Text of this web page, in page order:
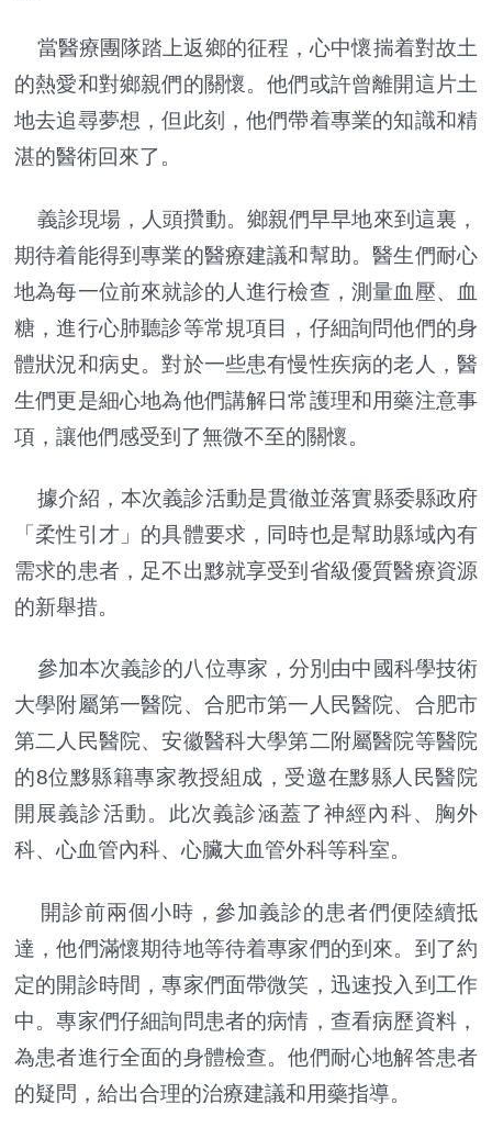
當醫療團隊踏上返鄉的征程，心中懷揣着對故土
的熱愛和對鄉親們的關懷。他們或許曾離開這片土
地去追尋夢想，但此刻，他們帶着專業的知識和精
湛的醫術回來了。
義診現場，人頭攢動。鄉親們早早地來到這裏，
期待着能得到專業的醫療建議和幫助。醫生們耐心
地為每一位前來就診的人進行檢查，測量血壓、血
糖，進行心肺聽診等常規項目，仔細詢問他們的身
體狀況和病史。對於一些患有慢性疾病的老人，醫
生們更是細心地為他們講解日常護理和用藥注意事
項，讓他們感受到了無微不至的關懷。
據介紹，本次義診活動是貫徹並落實縣委縣政府
「柔性引才」的具體要求，同時也是幫助縣域內有
需求的患者，足不出黟就享受到省級優質醫療資源
的新舉措。
參加本次義診的八位專家，分別由中國科學技術
大學附屬第一醫院、合肥市第一人民醫院、合肥市
第二人民醫院、安徽醫科大學第二附屬醫院等醫院
的8位黟縣籍專家教授組成，受邀在黟縣人民醫院
開展義診活動。此次義診涵蓋了神經內科、胸外
科、心血管內科、心臟大血管外科等科室。
開診前兩個小時，參加義診的患者們便陸續抵
達，他們滿懷期待地等待着專家們的到來。到了約
定的開診時間，專家們面帶微笑，迅速投入到工作
中。專家們仔細詢問患者的病情，查看病歷資料，
為患者進行全面的身體檢查。他們耐心地解答患者
的疑問，給出合理的治療建議和用藥指導。